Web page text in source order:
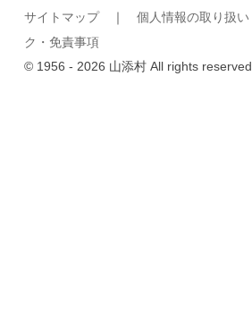
サイトマップ｜個人情報の取り扱い
ク・免責事項
© 1956 - 2026 山添村 All rights reserved.